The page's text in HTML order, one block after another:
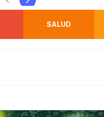
SALUD